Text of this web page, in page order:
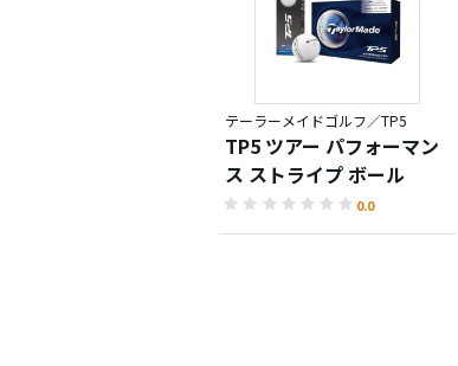
テーラーメイドゴルフ／TP5
TP5 ツアー パフォーマン
ス ストライプ ボール
0.0